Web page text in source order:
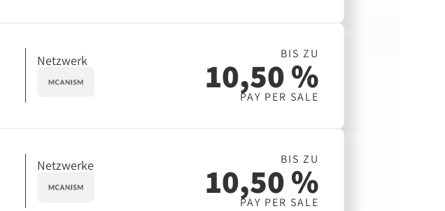
Netzwerk BIS ZU
10,50 %
PAY PER SALE
Netzwerke BIS ZU
10,50 %
PAY PER SALE